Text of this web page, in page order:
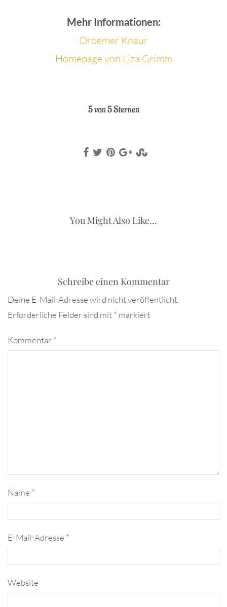
Mehr Informationen:
Droemer Knaur
Homepage von Liza Grimm
5 von 5 Sternen
You Might Also Like...
Schreibe einen Kommentar
Deine E-Mail-Adresse wird nicht veröffentlicht.
Erforderliche Felder sind mit* markiert
Kommentar *
Name *
E-Mail-Adresse *
Website